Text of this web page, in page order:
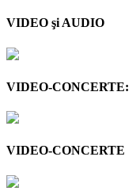
VIDEO şi AUDIO
VIDEO-CONCERTE:
VIDEO-CONCERTE